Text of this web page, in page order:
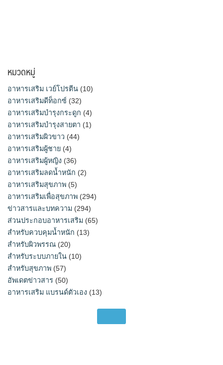
หมวดหมู่
อาหารเสริม เวย์โปรตีน (10)
อาหารเสริมดีท็อกซ์ (32)
อาหารเสริมบำรุงกระดูก (4)
อาหารเสริมบำรุงสายตา (1)
อาหารเสริมผิวขาว (44)
อาหารเสริมผู้ชาย (4)
อาหารเสริมผู้หญิง (36)
อาหารเสริมลดน้ำหนัก (2)
อาหารเสริมสุขภาพ (5)
อาหารเสริมเพื่อสุขภาพ (294)
ข่าวสารและบทความ (294)
ส่วนประกอบอาหารเสริม (65)
สำหรับควบคุมน้ำหนัก (13)
สำหรับผิวพรรณ (20)
สำหรับระบบภายใน (10)
สำหรับสุขภาพ (57)
อัพเดตข่าวสาร (50)
อาหารเสริม แบรนด์ตัวเอง (13)